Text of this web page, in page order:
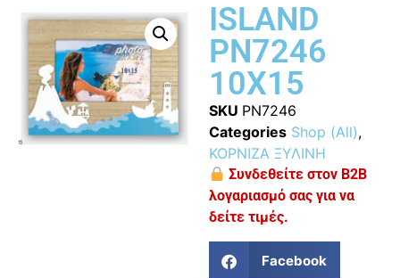
ISLAND
PN7246
10X15
SKU PN7246
Categories Shop (All),
ΚΟΡΝΙΖΑ ΞΥΛΙΝΗ
Συνδεθείτε στον B2B
λογαριασμό σας για να
δείτε τιμές.
Facebook